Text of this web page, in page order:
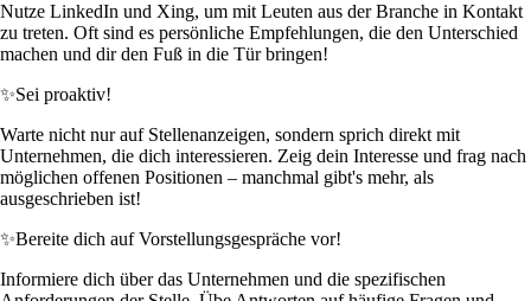
Nutze LinkedIn und Xing, um mit Leuten aus der Branche in Kontakt
zu treten. Oft sind es persönliche Empfehlungen, die den Unterschied
machen und dir den Fuß in die Tür bringen!
✨Sei proaktiv!
Warte nicht nur auf Stellenanzeigen, sondern sprich direkt mit
Unternehmen, die dich interessieren. Zeig dein Interesse und frag nach
möglichen offenen Positionen – manchmal gibt's mehr, als
ausgeschrieben ist!
✨Bereite dich auf Vorstellungsgespräche vor!
Informiere dich über das Unternehmen und die spezifischen